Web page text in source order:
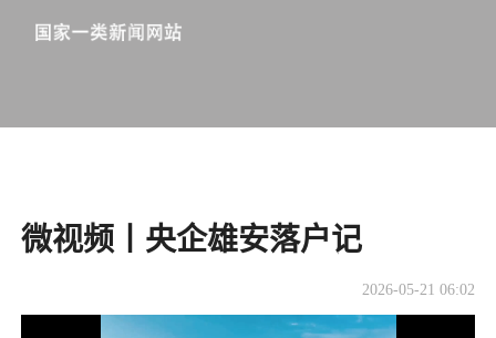
微视频丨央企雄安落户记
2026-05-21 06:02